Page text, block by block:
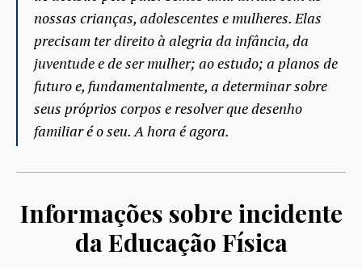
nossas crianças, adolescentes e mulheres. Elas
precisam ter direito à alegria da infância, da
juventude e de ser mulher; ao estudo; a planos de
futuro e, fundamentalmente, a determinar sobre
seus próprios corpos e resolver que desenho
familiar é o seu. A hora é agora.
Informações sobre incidente
da Educação Física